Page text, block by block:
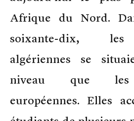
Afrique du Nord.
soixante-dix, les
algériennes se
niveau que les
européennes. Elles